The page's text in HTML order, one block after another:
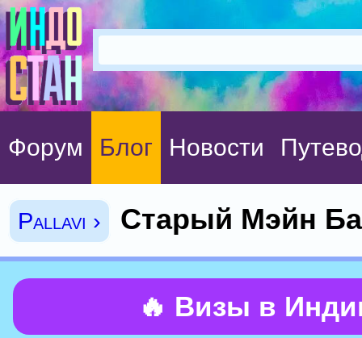
Форум Блог Новости
Pallavi › Старый Мэйн
🔥 Визы в